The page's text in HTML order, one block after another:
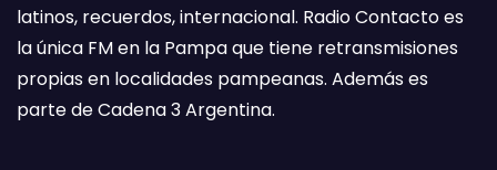
latinos, recuerdos, internacional. Radio Contacto es
la única FM en la Pampa que tiene retransmisiones
propias en localidades pampeanas. Además es
parte de Cadena 3 Argentina.